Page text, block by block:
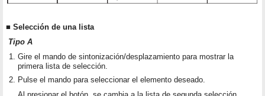
■ Selección de una lista
Tipo A
Gire el mando de sintonización/desplazamiento para mostrar la
primera lista de selección.
Pulse el mando para seleccionar el elemento deseado.